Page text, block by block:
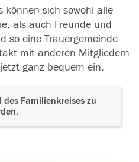
können sich sowohl alle
als auch Freunde und
so eine Trauergemeinde
mit anderen Mitgliedern
ganz bequem ein.
Familienkreises zu